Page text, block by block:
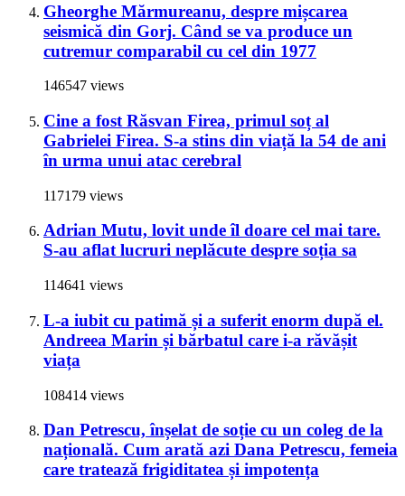
Gheorghe Mărmureanu, despre mișcarea
seismică din Gorj. Când se va produce un
cutremur comparabil cu cel din 1977
146547 views
Cine a fost Răsvan Firea, primul soț al
Gabrielei Firea. S-a stins din viață la 54 de ani
în urma unui atac cerebral
117179 views
Adrian Mutu, lovit unde îl doare cel mai tare.
S-au aflat lucruri neplăcute despre soția sa
114641 views
L-a iubit cu patimă și a suferit enorm după el.
Andreea Marin și bărbatul care i-a răvășit
viața
108414 views
Dan Petrescu, înșelat de soție cu un coleg de la
națională. Cum arată azi Dana Petrescu, femeia
care tratează frigiditatea și impotența